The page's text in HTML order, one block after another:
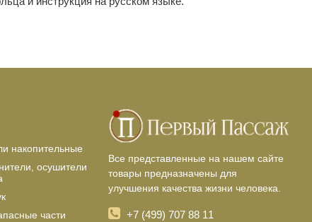
накопительные
осушители
части
Все представленные на нашем сайте
товары предназначены для
улучшения качества жизни человека.
+7 (499) 707 88 11